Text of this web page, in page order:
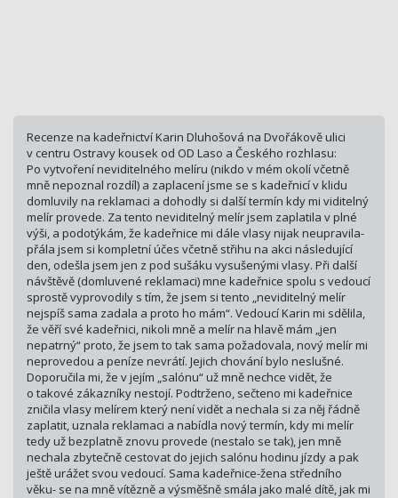
Recenze na kadeřnictví Karin Dluhošová na Dvořákově ulici
v centru Ostravy kousek od OD Laso a Českého rozhlasu:
Po vytvoření neviditelného melíru (nikdo v mém okolí včetně
mně nepoznal rozdíl) a zaplacení jsme se s kadeřnicí v klidu
domluvily na reklamaci a dohodly si další termín kdy mi viditelný
melír provede. Za tento neviditelný melír jsem zaplatila v plné
výši, a podotýkám, že kadeřnice mi dále vlasy nijak neupravila-
přála jsem si kompletní účes včetně střihu na akci následující
den, odešla jsem jen z pod sušáku vysušenými vlasy. Při další
návštěvě (domluvené reklamaci) mne kadeřnice spolu s vedoucí
sprostě vyprovodily s tím, že jsem si tento „neviditelný melír
nejspíš sama zadala a proto ho mám“. Vedoucí Karin mi sdělila,
že věří své kadeřnici, nikoli mně a melír na hlavě mám „jen
nepatrný“ proto, že jsem to tak sama požadovala, nový melír mi
neprovedou a peníze nevrátí. Jejich chování bylo neslušné.
Doporučila mi, že v jejím „salónu“ už mně nechce vidět, že
o takové zákazníky nestojí. Podtrženo, sečteno mi kadeřnice
zničila vlasy melírem který není vidět a nechala si za něj řádně
zaplatit, uznala reklamaci a nabídla nový termín, kdy mi melír
tedy už bezplatně znovu provede (nestalo se tak), jen mně
nechala zbytečně cestovat do jejich salónu hodinu jízdy a pak
ještě urážet svou vedoucí. Sama kadeřnice-žena středního
věku- se na mně vítězně a výsměšně smála jako malé dítě, jak mi